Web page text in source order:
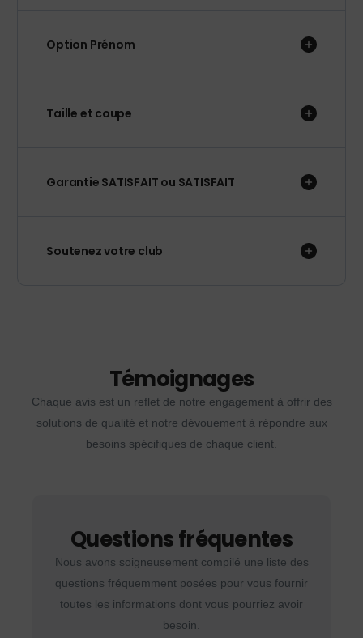
Option Prénom
Taille et coupe
Garantie SATISFAIT ou SATISFAIT
Soutenez votre club
Témoignages
Chaque avis est un reflet de notre engagement à offrir des
solutions de qualité et notre dévouement à répondre aux
besoins spécifiques de chaque client.
Questions fréquentes
Nous avons soigneusement compilé une liste des
questions fréquemment posées pour vous fournir
toutes les informations dont vous pourriez avoir
besoin.